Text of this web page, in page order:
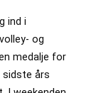
ind i
og
medalje for
sidste års